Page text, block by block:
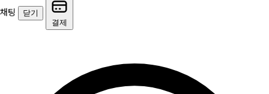
채팅
닫기
결제